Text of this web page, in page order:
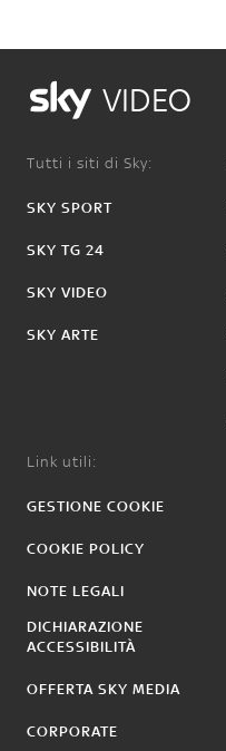
VIDEO
Tutti i siti di Sky:
SKY SPORT
SKY TG 24
SKY VIDEO
SKY ARTE
Link utili:
GESTIONE COOKIE
COOKIE POLICY
NOTE LEGALI
DICHIARAZIONE
ACCESSIBILITÀ
OFFERTA SKY MEDIA
CORPORATE